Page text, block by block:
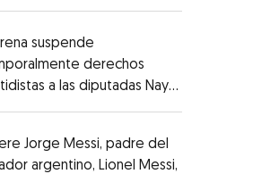
suspende
derechos
a las diputadas Nay
Jorge Messi, padre del
argentino, Lionel Messi,